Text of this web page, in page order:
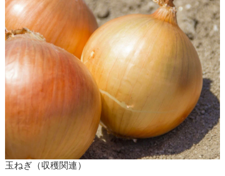
説明書
製品一覧
会社情報
採用情報
更新履歴
製品紹介ブログ
玉ねぎ（収穫関連）